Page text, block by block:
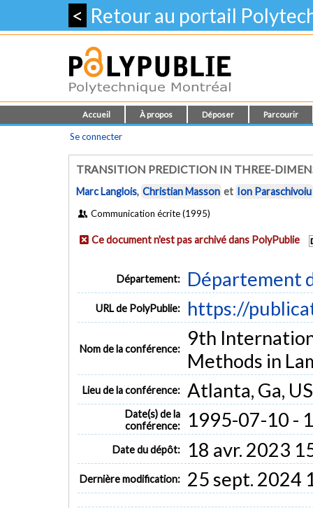
< Retour au portail
Accueil À propos Déposer Parcourir
Se connecter
TRANSITION PREDICTION IN THREE-
Marc Langlois, Christian Masson et Ion Paraschivoiu
Communication écrite (1995)
Ce document n'est pas archivé dans PolyPublie
Département: Département
URL de PolyPublie: https://
Nom de la conférence:
9th
Methods in
Lieu de la conférence: Atlanta, Ga,
Date(s) de la
conférence:
1995-07-10 -
Date du dépôt: 18 avr. 2023
Dernière modification: 25 sept. 2024